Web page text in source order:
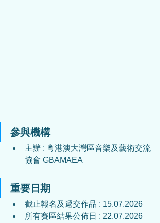
參與機構
主辦 : 粵港澳大灣區音樂及藝術交流
協會 GBAMAEA
重要日期
截止報名及遞交作品 : 15.07.2026
所有賽區結果公佈日 : 22.07.2026